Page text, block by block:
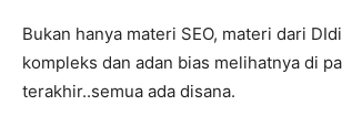
Bukan hanya materi SEO, materi dari
kompleks dan adan bias melihatnya di
terakhir..semua ada disana.